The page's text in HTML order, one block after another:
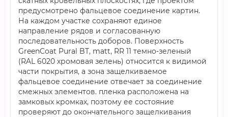
предусмотрено фальцевое соединение картин.
На каждом участке сохраняют единое
направление рядов и согласованную
последовательность доборов. Поверхность
GreenCoat Pural BT, matt, RR 11 темно-зеленый
(RAL 6020 хромовая зелень) относится к видимой
части покрытия, а зона защелкиваемое
фальцевое соединение отвечает за соединение
смежных элементов. пленка расположена на
замковых кромках, поэтому ее состояние
проверяют до окончательного защелкивания